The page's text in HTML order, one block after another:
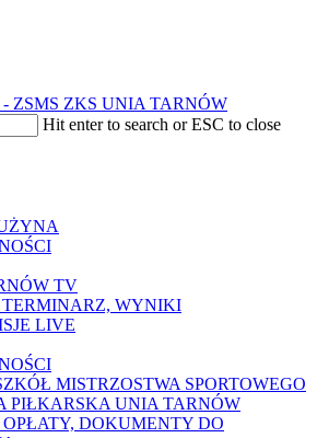
ZSMS ZKS UNIA TARNÓW
Hit enter to search or ESC to close
TV
WYNIKI
LIVE
MISTRZOSTWA SPORTOWEGO
PIŁKARSKA UNIA TARNÓW
DOKUMENTY DO